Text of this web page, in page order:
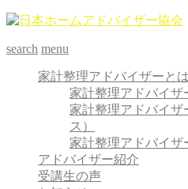
search menu
家計整理アドバイザーとは
家計整理アドバイザ
家計整理アドバイ
ス）
家計整理アドバイザ
アドバイザー紹介
受講生の声